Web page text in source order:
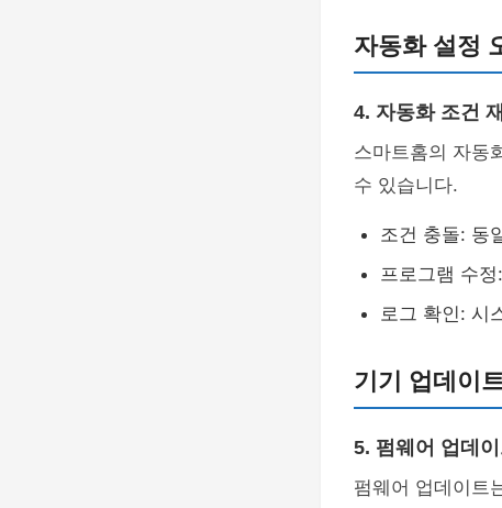
자동화 설정
4. 자동화 조건
스마트홈의 자동
수 있습니다.
조건 충돌: 동
프로그램 수
로그 확인: 시
기기 업데이
5. 펌웨어 업데
펌웨어 업데이트